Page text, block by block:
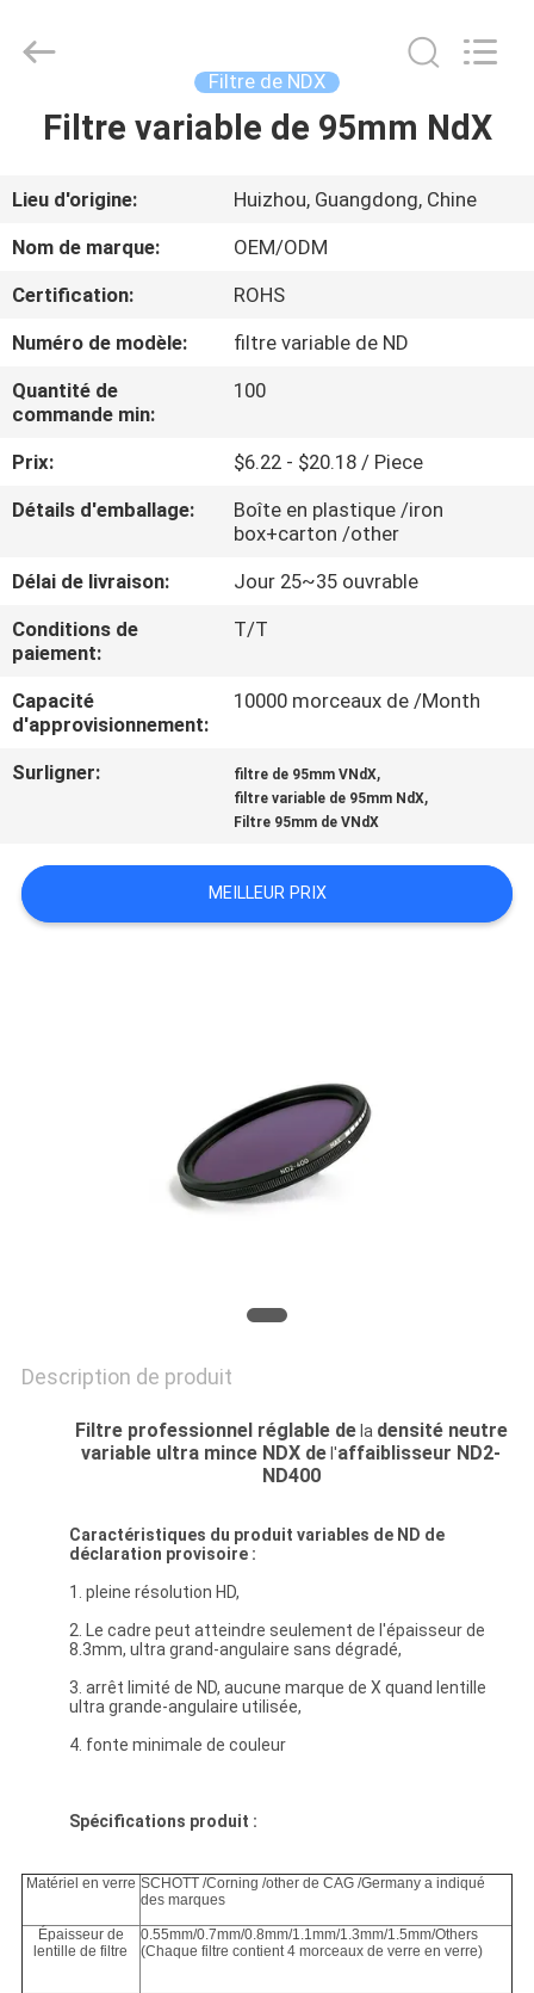
MAISON
PRODUITS
AU
DE
NOUS
VISITE
D'USINE
CONTRÔLE
DE
QUALITÉ
NOUS
DEMANDEZ
UNE
Technology
Reserved.
Filtre de NDX
Filtre variable de 95mm NdX
Lieu d'origine:
Huizhou, Guangdong, Chine
Nom de marque:
OEM/ODM
Certification:
ROHS
Numéro de modèle:
filtre variable de ND
Quantité de
commande min:
100
Prix:
$6.22 - $20.18 / Piece
Détails d'emballage:
Boîte en plastique /iron
box+carton /other
Délai de livraison:
Jour 25~35 ouvrable
Conditions de
paiement:
T/T
Capacité
d'approvisionnement:
10000 morceaux de /Month
Surligner: filtre de 95mm VNdX,
filtre variable de 95mm NdX,
Filtre 95mm de VNdX
MEILLEUR PRIX
Description de produit
Filtre professionnel réglable dela densité neutre
variable ultra mince NDX de l'affaiblisseur ND2-
ND400
Caractéristiques du produit variables deND de
déclaration provisoire :
1. pleine résolution HD,
2. Le cadre peut atteindre seulement de l'épaisseur de
8.3mm, ultra grand-angulaire sans dégradé,
3. arrêt limité de ND, aucune marque de X quand lentille
ultra grande-angulaire utilisée,
4. fonte minimale de couleur
Spécifications produit :
Matériel en verre SCHOTT /Corning /other de CAG /Germany a indiqué
des marques
Épaisseur de
lentille de filtre
0.55mm/0.7mm/0.8mm/1.1mm/1.3mm/1.5mm/Others
(Chaque filtre contient 4 morceaux de verre en verre)